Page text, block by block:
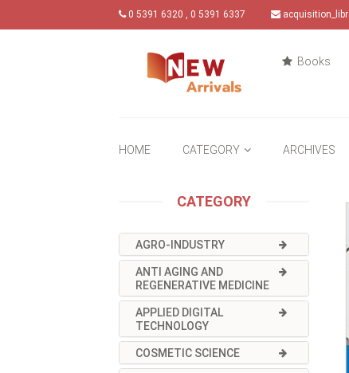
0 5391 6320 , 0 5391 6337
Books
HOME CATEGORY ARCHIVES
CATEGORY
AGRO-INDUSTRY
ANTI AGING AND
REGENERATIVE MEDICINE
APPLIED DIGITAL
TECHNOLOGY
COSMETIC SCIENCE